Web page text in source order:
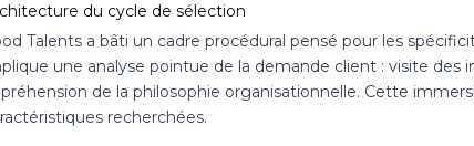
du cycle de sélection
Talents a bâti un cadre procédural pensé pour les
une analyse pointue de la demande client : visite des
de la philosophie organisationnelle. Cette
recherchées.